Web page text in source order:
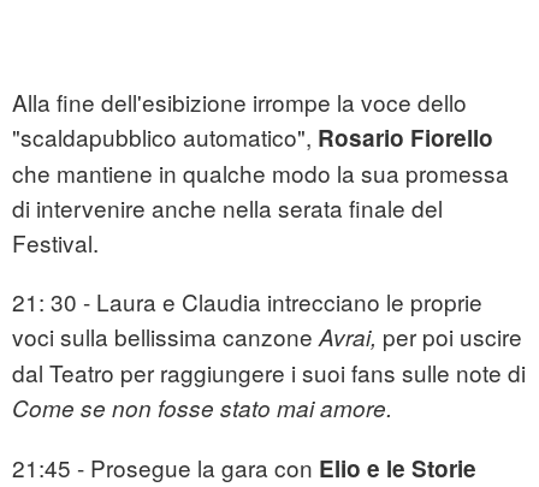
Alla fine dell'esibizione irrompe la voce dello
"scaldapubblico automatico", Rosario Fiorello
che mantiene in qualche modo la sua promessa
di intervenire anche nella serata finale del
Festival.
21: 30 - Laura e Claudia intrecciano le proprie
voci sulla bellissima canzone Avrai, per poi uscire
dal Teatro per raggiungere i suoi fans sulle note di
Come se non fosse stato mai amore.
21:45 - Prosegue la gara con Elio e le Storie